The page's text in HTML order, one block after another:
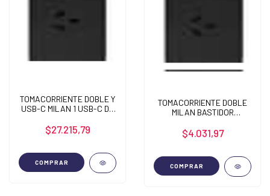
TOMACORRIENTE DOBLE Y
USB-C MILAN 1 USB-C DE
$27.215,79
COMPRAR
TOMACORRIENTE DOBLE
MILAN BASTIDOR
$4.031,97
COMPRAR